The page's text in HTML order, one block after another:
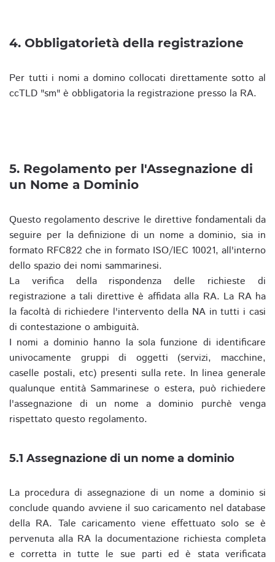
4. Obbligatorietà della registrazione
Per tutti i nomi a domino collocati direttamente sotto al
ccTLD "sm" è obbligatoria la registrazione presso la RA.
5. Regolamento per l'Assegnazione di
un Nome a Dominio
Questo regolamento descrive le direttive fondamentali da
seguire per la definizione di un nome a dominio, sia in
formato RFC822 che in formato ISO/IEC 10021, all'interno
dello spazio dei nomi sammarinesi.
La verifica della rispondenza delle richieste di
registrazione a tali direttive è affidata alla RA. La RA ha
la facoltà di richiedere l'intervento della NA in tutti i casi
di contestazione o ambiguità.
I nomi a dominio hanno la sola funzione di identificare
univocamente gruppi di oggetti (servizi, macchine,
caselle postali, etc) presenti sulla rete. In linea generale
qualunque entità Sammarinese o estera, può richiedere
l'assegnazione di un nome a dominio purchè venga
rispettato questo regolamento.
5.1 Assegnazione di un nome a dominio
La procedura di assegnazione di un nome a dominio si
conclude quando avviene il suo caricamento nel database
della RA. Tale caricamento viene effettuato solo se è
pervenuta alla RA la documentazione richiesta completa
e corretta in tutte le sue parti ed è stata verificata